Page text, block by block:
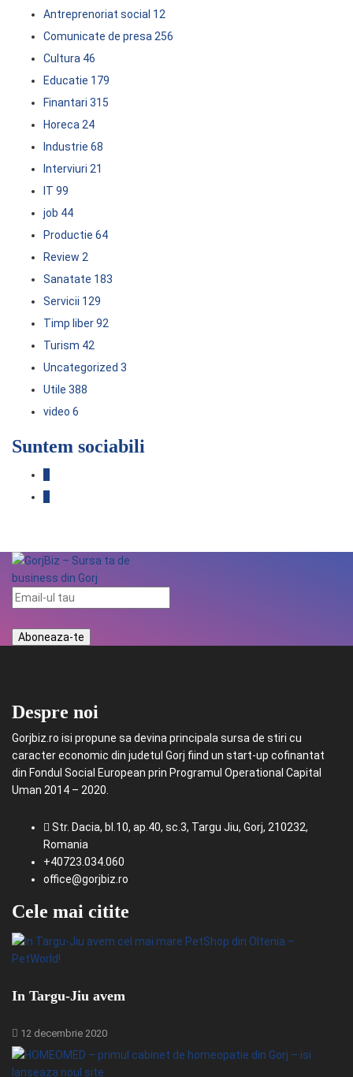
Antreprenoriat social 12
Comunicate de presa256
Cultura 46
Educatie 179
Finantari 315
Horeca24
Industrie 68
Interviuri 21
IT 99
job 44
Productie 64
Review 2
Sanatate 183
Servicii 129
Timp liber92
Turism 42
Uncategorized 3
Utile 388
video 6
Suntem sociabili
Despre noi
Gorjbiz.ro isi propune sa devina principala sursa de stiri cu
caracter economic din judetul Gorj fiind un start-up cofinantat
din Fondul Social European prin Programul Operational Capital
Uman 2014 – 2020.
Str. Dacia, bl.10, ap.40, sc.3, Targu Jiu, Gorj, 210232,
Romania
+40723.034.060
office@gorjbiz.ro
Cele mai citite
In Targu-Jiu avem
12 decembrie 2020